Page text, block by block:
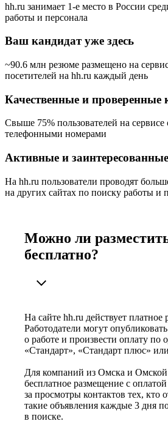
hh.ru занимает 1-е место в России
работы и персонала
Ваш кандидат уже здесь
~90.6 млн резюме размещено на
посетителей на hh.ru каждый день
Качественные и проверенные
Свыше 75% пользователей на
телефонными номерами
Активные и
На hh.ru пользователи проводят
на других сайтах по поиску работы и
Можно ли
бесплатно?
На сайте hh.ru действует платное
Работодатели могут
о работе и произвести оплату по
«Стандарт», «Стандарт плюс»
Для компаний из Омска и Омской
бесплатное размещение с оплатой
за просмотры контактов тех, кто
такие объявления каждые 3 дня
в поиске.